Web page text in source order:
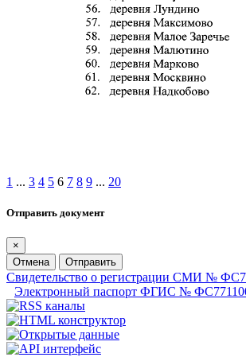
1 ... 3 4 5 6 7 8 9 ... 20
Отправить документ
×
Отмена
Отправить
Свидетельство о регистрации СМИ №
Электронный паспорт ФГИС №